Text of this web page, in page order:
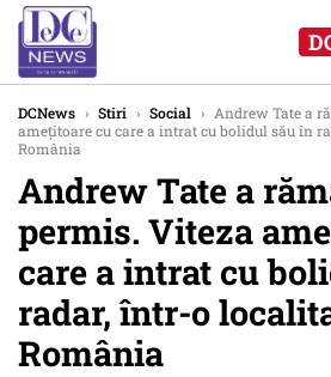
DCNews › Stiri › Social › Andrew Tate a
amețitoare cu care a intrat cu bolidul său în
România
Andrew Tate a
permis. Viteza
care a intrat cu
radar, într-o
România